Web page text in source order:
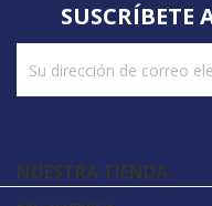
SUSCRÍBETE
NUESTRA TIENDA